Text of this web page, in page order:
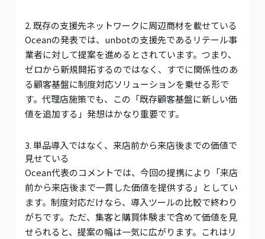
2. 既存の支援先ネットワークに周辺商材を載せている
Oceanの発表では、unbotの支援先であるリテール事
業者に対して提案を進めるとされています。つまり、
ゼロから新規開拓するのではなく、すでに関係性のあ
る顧客基盤に制度対応ソリューションを乗せる形で
す。代理店施策でも、この「既存顧客基盤に新しい価
値を追加する」発想はかなり重要です。
3. 単品導入ではなく、来店前から来店後までの価値で
見せている
Ocean代表のコメントでは、今回の提携により「来店
前から来店後まで一貫した価値を提供する」としてい
ます。制度対応だけなら、導入ツールの比較で終わり
がちです。ただ、集客と購買体験まで含めて価値を見
せられると、提案の幅は一気に広がります。これはリ